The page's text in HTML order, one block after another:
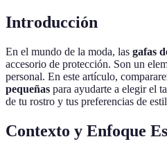
Introducción
En el mundo de la moda, las gafas
accesorio de protección. Son un
personal. En este artículo,
pequeñas para ayudarte a elegir el
de tu rostro y tus preferencias de
Contexto y Enfoque